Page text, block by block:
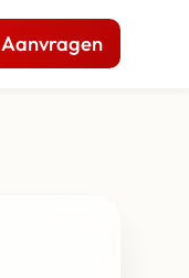
Aanvragen